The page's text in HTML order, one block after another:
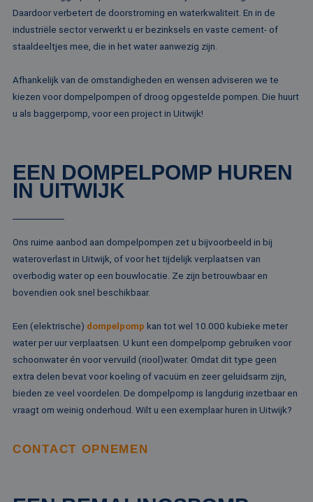
Daardoor verbetert de doorstroming en waterkwaliteit. En in de
industriële sector verwerkt u er bezinksels en vaste cement- of
staaldeeltjes mee, die in het water aanwezig zijn.
Afhankelijk van de omstandigheden en wensen adviseren we te
kiezen voor dompelpompen of droog opgestelde pompen. Die huurt
u als baggerpomp, voor een project in Uitwijk!
EEN DOMPELPOMP HUREN
IN UITWIJK
Ons ruime aanbod aan dompelpompen zet u bijvoorbeeld in bij
wateroverlast in Uitwijk, of voor het tijdelijk verplaatsen van
overbodig water op een bouwlocatie. Ze zijn betrouwbaar en
bovendien ook snel beschikbaar.
Een (elektrische) dompelpomp kan tot wel 10.000 kubieke meter
water per uur verplaatsen. U kunt een dompelpomp gebruiken voor
schoonwater én voor vervuild (riool)water. Omdat dit type geen
extra delen bevat voor koeling of vacuüm en zeer geluidsarm zijn,
bieden ze veel voordelen. De dompelpomp is langdurig inzetbaar en
vraagt om weinig onderhoud. Wilt u een exemplaar huren in Uitwijk?
CONTACT OPNEMEN